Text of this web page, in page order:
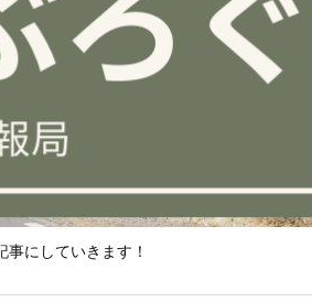
にしていきます！